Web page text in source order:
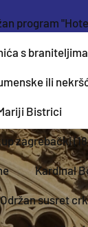
program
s braniteljima
ili
Bistrici
zagrebački
Kardinal
Održan susret